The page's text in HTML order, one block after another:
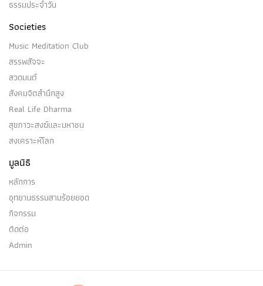
ธรรมประจำวัน
Societies
Music Meditation Club
สรรพสัจจะ
สวดมนต์
สังคมจิตสำนึกสูง
Real Life Dharma
สุขภาวะสงฆ์และมหาชน
สงเคราะห์โลก
มูลนิธิ
หลักการ
อุทยานธรรมสามร้อยยอด
กิจกรรม
ติดต่อ
Admin